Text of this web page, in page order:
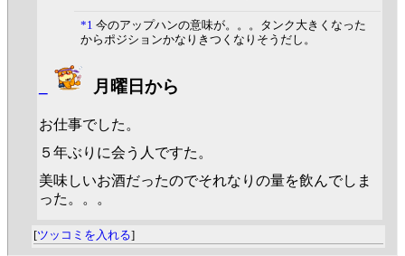
*1 今のアップハンの意味が。。。タンク大きくなった
からポジションかなりきつくなりそうだし。
月曜日から
お仕事でした。
５年ぶりに会う人ですた。
美味しいお酒だったのでそれなりの量を飲んでしま
った。。。
[ツッコミを入れる]